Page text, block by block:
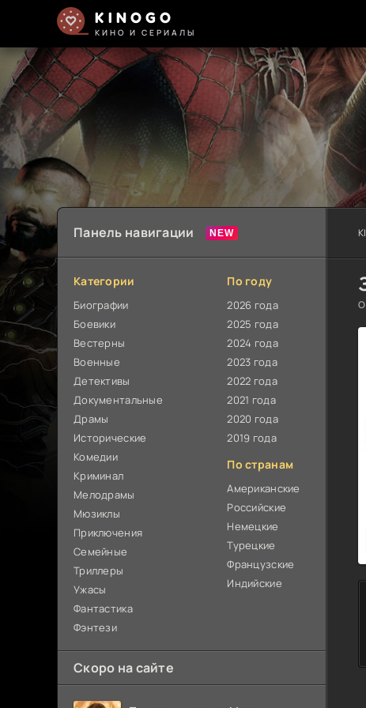
KINOGO
КИНО И СЕРИАЛЫ
Панель навигации
Категории
Биографии
Боевики
Вестерны
Военные
Детективы
Документальные
Драмы
Исторические
Комедии
Криминал
Мелодрамы
Мюзиклы
Приключения
Семейные
Триллеры
Ужасы
Фантастика
Фэнтези
По году
2026 года
2025 года
2024 года
2023 года
2022 года
2021 года
2020 года
2019 года
По странам
Американские
Российские
Немецкие
Турецкие
Французские
Индийские
Скоро на сайте